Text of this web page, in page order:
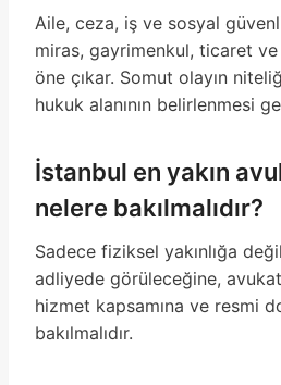
Aile, ceza, iş ve sosyal
miras, gayrimenkul, ticaret
öne çıkar. Somut olayın
hukuk alanının belirlenmesi
İstanbul en yakın
nelere bakılmalıdır?
Sadece fiziksel yakınlığa
adliyede görüleceğine,
hizmet kapsamına ve resmi
bakılmalıdır.